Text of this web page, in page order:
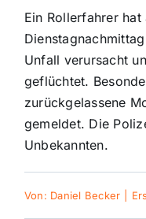
Kultur
Panorama
Mein Stadtteil
Galerie
Ein Rollerfahrer hat
Unfall verursacht
geflüchtet.
zurückgelassene
gemeldet. Die
Unbekannten.
Von: Daniel Becker